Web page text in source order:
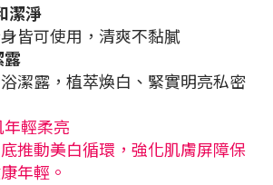
潔淨
皆可使用，清爽不黏膩
露
潔露，植萃煥白、緊實明亮私密
輕柔亮
推動美白循環，強化肌膚屏障保
年輕。